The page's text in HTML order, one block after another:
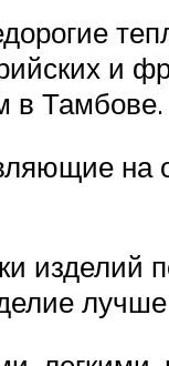
и
в Тамбове.
на
изделий